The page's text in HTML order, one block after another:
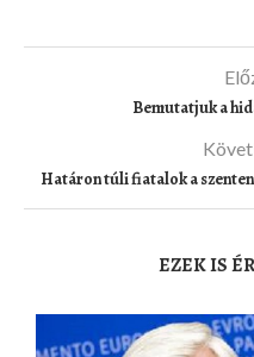
Bemutatjuk a
Határon túli fiatalok a
EZEK IS